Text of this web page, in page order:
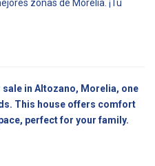
zonas de Morelia. ¡Tu
in Altozano, Morelia, one
This house offers comfort
perfect for your family.